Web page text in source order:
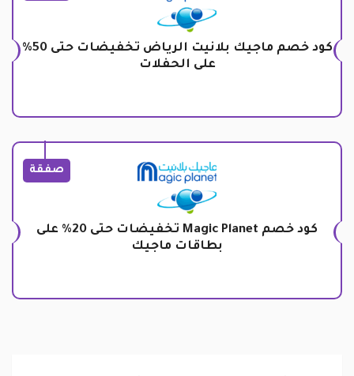
كود خصم ماجيك بلانيت الرياض تخفيضات حتى 50%
على الحفلات
صفقة
كود خصم Magic Planet تخفيضات حتى 20% على
بطاقات ماجيك